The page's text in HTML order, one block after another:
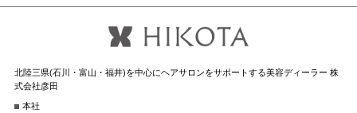
北陸三県(石川・富山・福井)を中心にヘアサロンをサポートする美容ディーラー 株
式会社彦田
本社